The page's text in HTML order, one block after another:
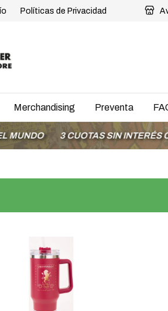
Políticas de Privacidad
Merchandising Preventa
3 CUOTAS SIN INTERÉS CON